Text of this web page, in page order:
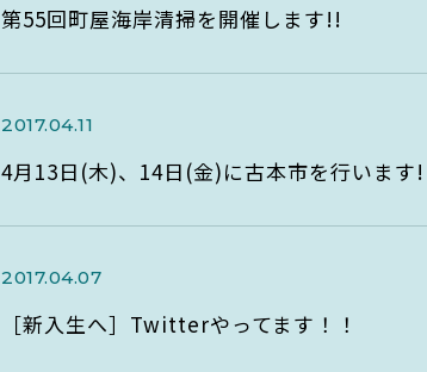
第55回町屋海岸清掃を開催します!!
2017.04.11
4月13日(木)、14日(金)に古本市を行います!
2017.04.07
［新入生へ］Twitterやってます！！